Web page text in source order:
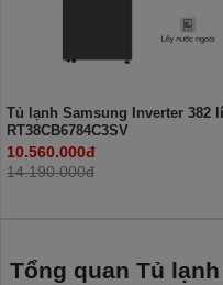
Tủ lạnh Samsung Inverter 382
RT38CB6784C3SV
10.560.000đ
14.190.000đ
Tổng quan Tủ